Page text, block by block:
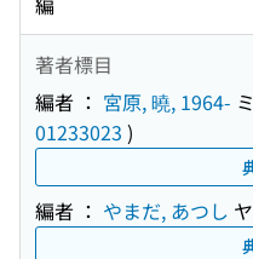
著者標目
編者 ： 宮原, 曉, 1964-
01233023 )
編者 ： やまだ, あつし